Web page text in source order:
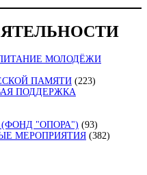
МОЛОДЁЖИ
ПАМЯТИ (223)
ПОДДЕРЖКА
"ОПОРА") (93)
МЕРОПРИЯТИЯ (382)